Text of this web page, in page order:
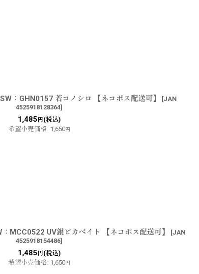
：GHN0157 若コノシロ 【ネコポス配送可】 [JAN
4525918128364]
1,485 円(税込)
希望小売価格: 1,650円
MCC0522 UV銀ピカベイト 【ネコポス配送可】 [JAN
4525918154486]
1,485 円(税込)
希望小売価格: 1,650円